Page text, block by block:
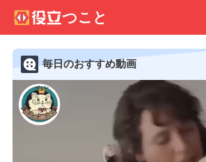
毎日のおすすめ動画